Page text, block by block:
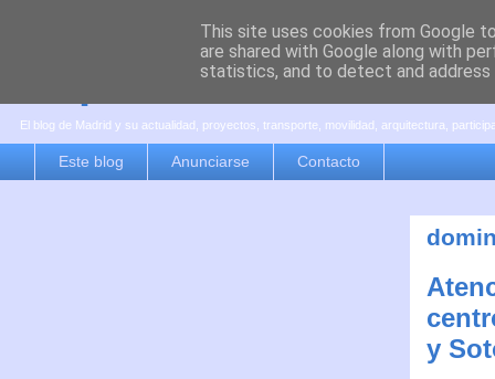
es por madrid
El blog de Madrid y su actualidad, proyectos, transporte, movilidad, arquitectura,
Este blog Anunciarse Contacto
y
This site uses cookies from Google
are shared with Google along with
statistics, and to detect and address